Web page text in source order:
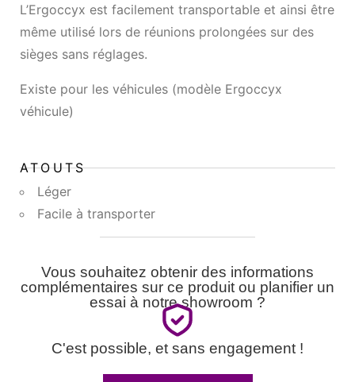
L’Ergoccyx est facilement transportable et ainsi être
même utilisé lors de réunions prolongées sur des
sièges sans réglages.
Existe pour les véhicules (modèle Ergoccyx
véhicule)
ATOUTS
Léger
Facile à transporter
Vous souhaitez obtenir des informations
complémentaires sur ce produit ou planifier un
essai à notre showroom ?
C'est possible, et sans engagement !